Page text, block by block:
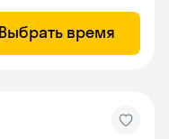
Выбрать время